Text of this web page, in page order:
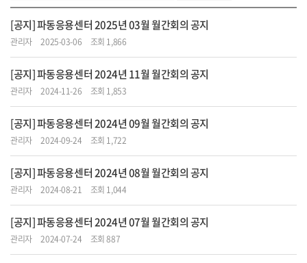
[공지] 파동응용센터 2025년 03월 월간회의 공지
관리자 2025-03-06 조회 1,866
[공지] 파동응용센터 2024년 11월 월간회의 공지
관리자 2024-11-26 조회 1,853
[공지] 파동응용센터 2024년 09월 월간회의 공지
관리자 2024-09-24 조회 1,722
[공지] 파동응용센터 2024년 08월 월간회의 공지
관리자 2024-08-21 조회 1,044
[공지] 파동응용센터 2024년 07월 월간회의 공지
관리자 2024-07-24 조회 887